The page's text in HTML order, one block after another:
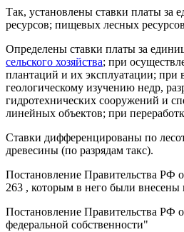
Так, установлены ставки платы
ресурсов; пищевых лесных
Определены ставки платы за
сельского хозяйства; при
плантаций и их эксплуатации; при
геологическому изучению недр,
гидротехнических сооружений и
линейных объектов; при
Ставки дифференцированы по
древесины (по разрядам такс).
Постановление Правительства РФ
263 , которым в него были внесены
Постановление Правительства РФ
федеральной собственности"